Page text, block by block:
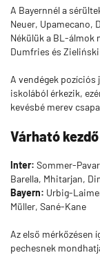
A Bayernnél a
Neuer, Upamecano,
Nékülük a BL-álmok
Dumfries és
A vendégek
iskolából érkezik,
kevésbé merev
Várható kezdő
Inter: Sommer-
Barella, Mhitarjan,
Bayern: Urbig-
Müller, Sané-Kane
Az első mérkőzésen
pechesnek